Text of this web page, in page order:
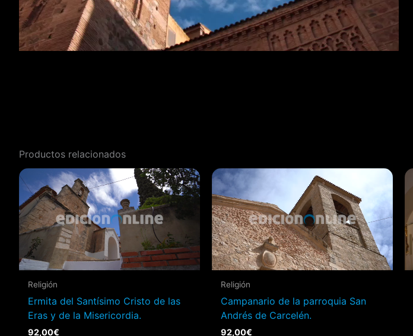
Productos relacionados
Religión
Ermita del Santísimo Cristo de las
Eras y de la Misericordia.
92,00€
Religión
Campanario de la parroquia San
Andrés de Carcelén.
92,00€